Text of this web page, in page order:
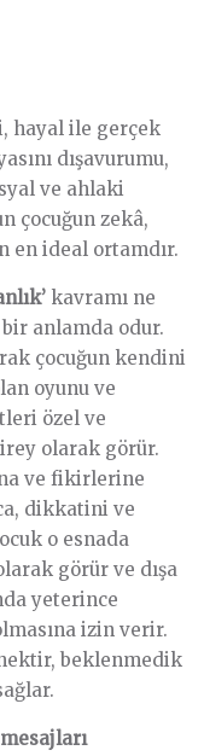
hayal ile gerçek
dışavurumu,
ve ahlaki
çocuğun zekâ,
en ideal ortamdır.
kavramı ne
bir anlamda odur.
çocuğun kendini
oyunu ve
özel ve
olarak görür.
ve fikirlerine
dikkatini ve
o esnada
görür ve dışa
yeterince
izin verir.
beklenmedik